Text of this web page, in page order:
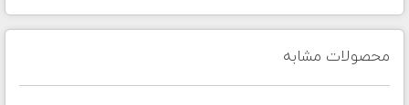
محصولات مشابه